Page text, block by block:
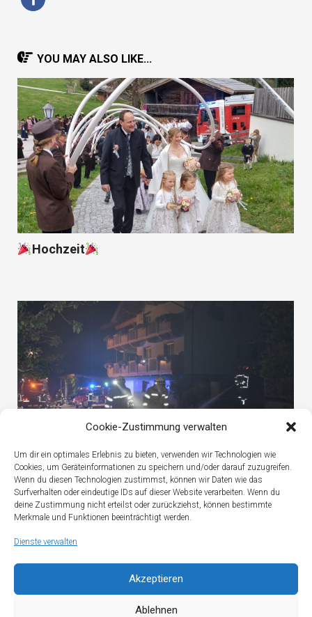
Cookie-Zustimmung verwalten
Um dir ein optimales Erlebnis zu bieten, verwenden wir Technologien wie
Cookies, um Geräteinformationen zu speichern und/oder darauf zuzugreifen.
Wenn du diesen Technologien zustimmst, können wir Daten wie das
Surfverhalten oder eindeutige IDs auf dieser Website verarbeiten. Wenn du
deine Zustimmung nicht erteilst oder zurückziehst, können bestimmte
Merkmale und Funktionen beeinträchtigt werden.
Dienste verwalten
Akzeptieren
Ablehnen
YOU MAY ALSO LIKE...
Hochzeit
Alarmübung